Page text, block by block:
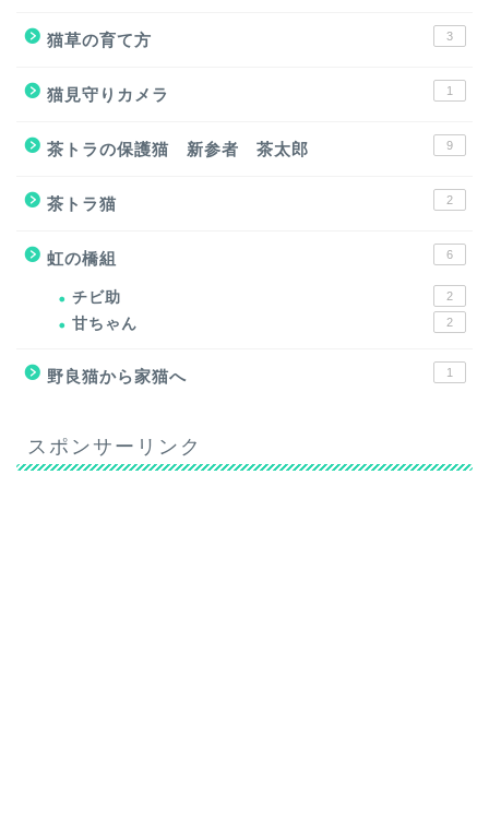
猫草の育て方 3
猫見守りカメラ 1
茶トラの保護猫 新参者 茶太郎 9
茶トラ猫 2
虹の橋組 6
チビ助 2
甘ちゃん 2
野良猫から家猫へ 1
スポンサーリンク